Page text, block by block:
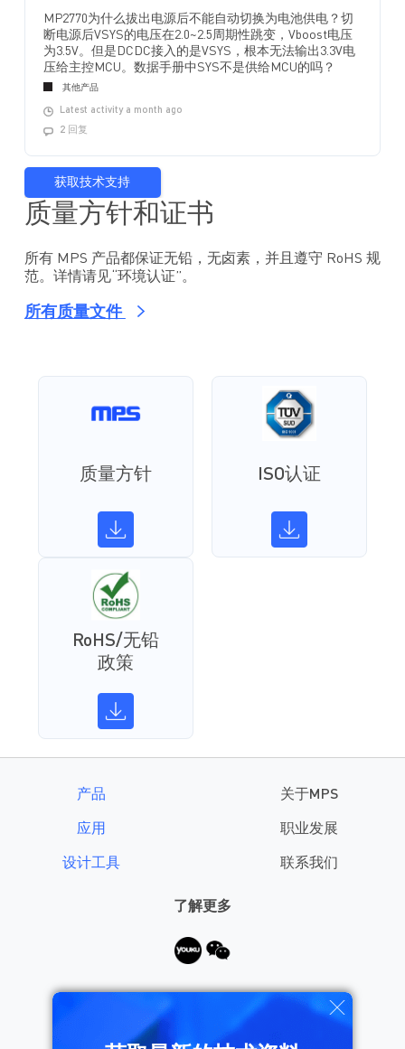
MP2770为什么拔出电源后不能自动切换为电池供电？切
断电源后VSYS的电压在2.0~2.5周期性跳变，Vboost电压
为3.5V。但是DCDC接入的是VSYS，根本无法输出3.3V电
压给主控MCU。数据手册中SYS不是供给MCU的吗？
其他产品
Latest activity a month ago
2 回复
获取技术支持
质量方针和证书
所有 MPS 产品都保证无铅，无卤素，并且遵守 RoHS 规
范。详情请见“环境认证”。
所有质量文件
质量方针 ISO认证
RoHS/无铅
政策
产品
应用
设计工具
关于MPS
职业发展
联系我们
了解更多
需要帮助？